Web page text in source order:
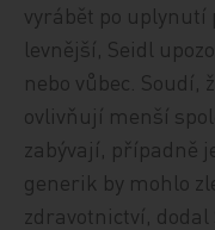
vyrábět po uplynutí
levnější, Seidl
nebo vůbec.
ovlivňují menší
zabývají, případně
generik by mohlo
zdravotnictví, dodal